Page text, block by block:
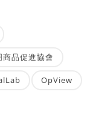
商品促進協會
OpView